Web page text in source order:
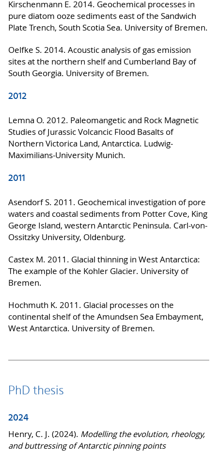
Kirschenmann E. 2014. Geochemical processes in
pure diatom ooze sediments east of the Sandwich
Plate Trench, South Scotia Sea. University of Bremen.
Oelfke S. 2014. Acoustic analysis of gas emission
sites at the northern shelf and Cumberland Bay of
South Georgia. University of Bremen.
2012
Lemna O. 2012. Paleomangetic and Rock Magnetic
Studies of Jurassic Volcancic Flood Basalts of
Northern Victorica Land, Antarctica. Ludwig-
Maximilians-University Munich.
2011
Asendorf S. 2011. Geochemical investigation of pore
waters and coastal sediments from Potter Cove, King
George Island, western Antarctic Peninsula. Carl-von-
Ossitzky University, Oldenburg.
Castex M. 2011. Glacial thinning in West Antarctica:
The example of the Kohler Glacier. University of
Bremen.
Hochmuth K. 2011. Glacial processes on the
continental shelf of the Amundsen Sea Embayment,
West Antarctica. University of Bremen.
PhD thesis
2024
Henry, C. J. (2024). Modelling the evolution, rheology,
and buttressing of Antarctic pinning points